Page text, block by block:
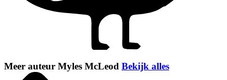
Meer auteur Myles McLeod Bekijk alles